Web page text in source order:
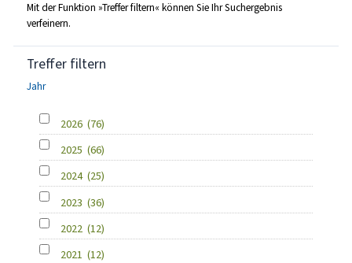
Mit der Funktion »Treffer filtern« können Sie Ihr Suchergebnis
verfeinern.
Treffer filtern
Jahr
2026 (76)
2025 (66)
2024 (25)
2023 (36)
2022 (12)
2021 (12)